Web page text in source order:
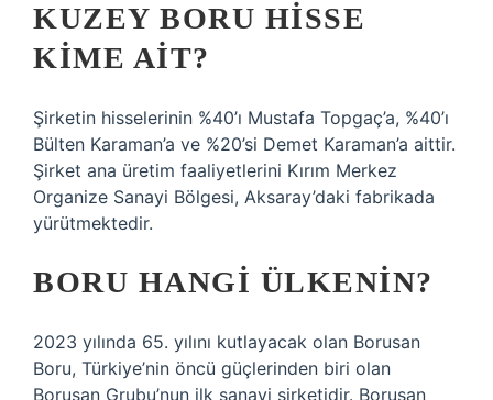
KUZEY BORU HISSE
KIME AIT?
Şirketin hisselerinin %40’ı Mustafa Topgaç’a, %40’ı
Bülten Karaman’a ve %20’si Demet Karaman’a aittir.
Şirket ana üretim faaliyetlerini Kırım Merkez
Organize Sanayi Bölgesi, Aksaray’daki fabrikada
yürütmektedir.
BORU HANGI ÜLKENIN?
2023 yılında 65. yılını kutlayacak olan Borusan
Boru, Türkiye’nin öncü güçlerinden biri olan
Borusan Grubu’nun ilk sanayi şirketidir. Borusan